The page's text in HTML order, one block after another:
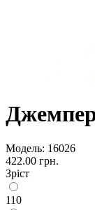
Модель: 16026
422.00 грн.
Зріст
110